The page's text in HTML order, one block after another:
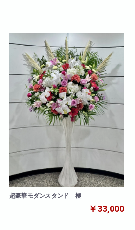
超豪華モダンスタンド 極
￥33,000